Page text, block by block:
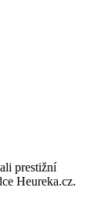
prestižní
Heureka.cz.